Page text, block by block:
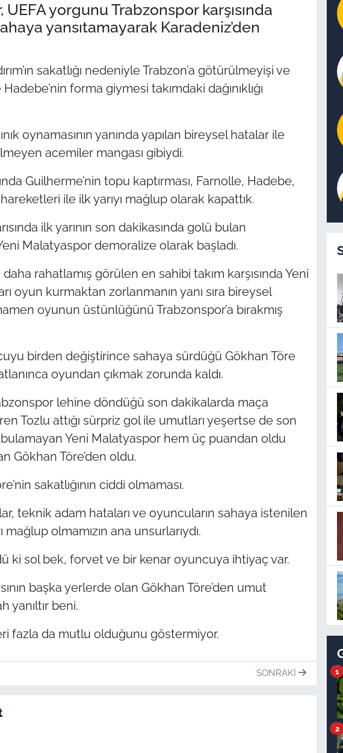
yorgunu Trabzonspor karşısında
yansıtamayarak Karadeniz’den
sakatlığı nedeniyle Trabzon’a götürülmeyişi ve
forma giymesi takımdaki dağınıklığı
oynamasının yanında yapılan bireysel hatalar ile
acemiler mangası gibiydi.
Guilherme’nin topu kaptırması, Farnolle, Hadebe,
ile ilk yarıyı mağlup olarak kapattık.
ilk yarının son dakikasında golü bulan
Malatyaspor demoralize olarak başladı.
rahatlamış görülen en sahibi takım karşısında Yeni
oyun kurmaktan zorlanmanın yanı sıra bireysel
oyunun üstünlüğünü Trabzonspor’a bırakmış
birden değiştirince sahaya sürdüğü Gökhan Töre
oyundan çıkmak zorunda kaldı.
lehine döndüğü son dakikalarda maça
Tozlu attığı sürpriz gol ile umutları yeşertse de son
Yeni Malatyaspor hem üç puandan oldu
Gökhan Töre’den oldu.
sakatlığının ciddi olmaması.
teknik adam hataları ve oyuncuların sahaya istenilen
olmamızın ana unsurlarıydı.
ki sol bek, forvet ve bir kenar oyuncuya ihtiyaç var.
başka yerlerde olan Gökhan Töre’den umut
yanıltır beni.
fazla da mutlu olduğunu göstermiyor.
SONRAKI 1
2